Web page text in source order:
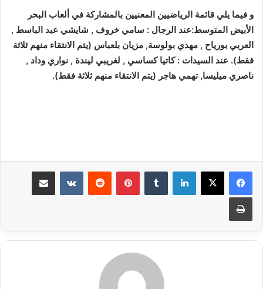
و فيما يلي قائمة الرياضيين المعنيين بالمشاركة في ألعاب البحر
الأبيض المتوسط:عند الرجال : سامي خروف , شايشي عبد الباسط ,
العربي بورياح , مهدي بولوسة, مزيان بلعباس (يتم الانتقاء منهم ثلاثة
فقط). عند السيدات : كاتيا كساسي , لغريبي ليندة , نواري وداد ,
ناصري ميليسا, تهمي هاجر (يتم الانتقاء منهم ثلاثة فقط).
لينكدإن بينتيريست
طباعة